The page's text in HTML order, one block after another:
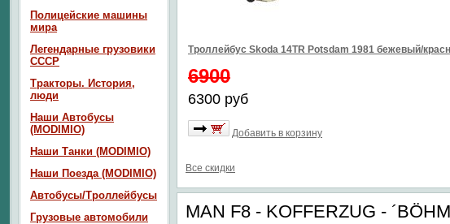
Троллейбус Skoda 14TR Potsdam 1981 бежевый/
6900
6300 руб
Добавить в корзину
Все скидки
MAN F8 - KOFFERZUG -
Полицейские машины
мира
Легендарные грузовики
СССР
Тракторы. История,
люди
Наши Автобусы
(MODIMIO)
Наши Танки (MODIMIO)
Наши Поезда (MODIMIO)
Автобусы/Троллейбусы
Грузовые автомобили